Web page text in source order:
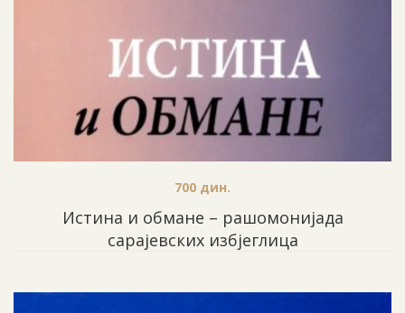
Истина и обмане – pашомонијада
сарајевских избјеглица
700 дин.